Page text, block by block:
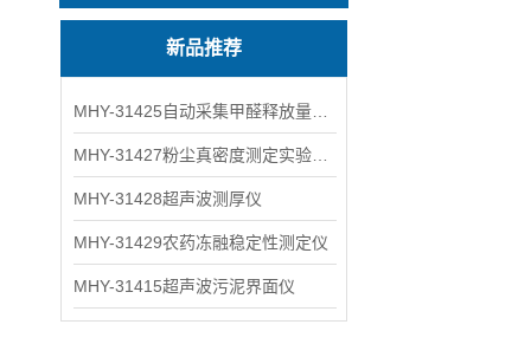
新品推荐
MHY-31428超声波测厚仪
MHY-31429农药冻融稳定性测定仪
MHY-31415超声波污泥界面仪